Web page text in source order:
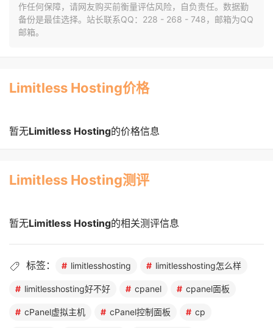
作任何保障，请网友购买前衡量评估风险，自负责任。数据勤
备份是最佳选择。站长联系QQ：228 - 268 - 748，邮箱为QQ
邮箱。
Limitless Hosting价格
暂无Limitless Hosting的价格信息
Limitless Hosting测评
暂无Limitless Hosting的相关测评信息
标签： limitlesshosting limitlesshosting怎么样
limitlesshosting好不好 cpanel cpanel面板
cPanel虚拟主机 cPanel控制面板 cp